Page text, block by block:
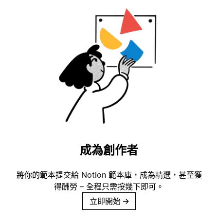
成為創作者
將你的範本提交給 Notion 範本庫，成為精選，甚至獲
得酬勞 – 全程只需按幾下即可。
立即開始 →